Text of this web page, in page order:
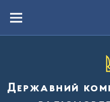
вмістуMenu
Державний